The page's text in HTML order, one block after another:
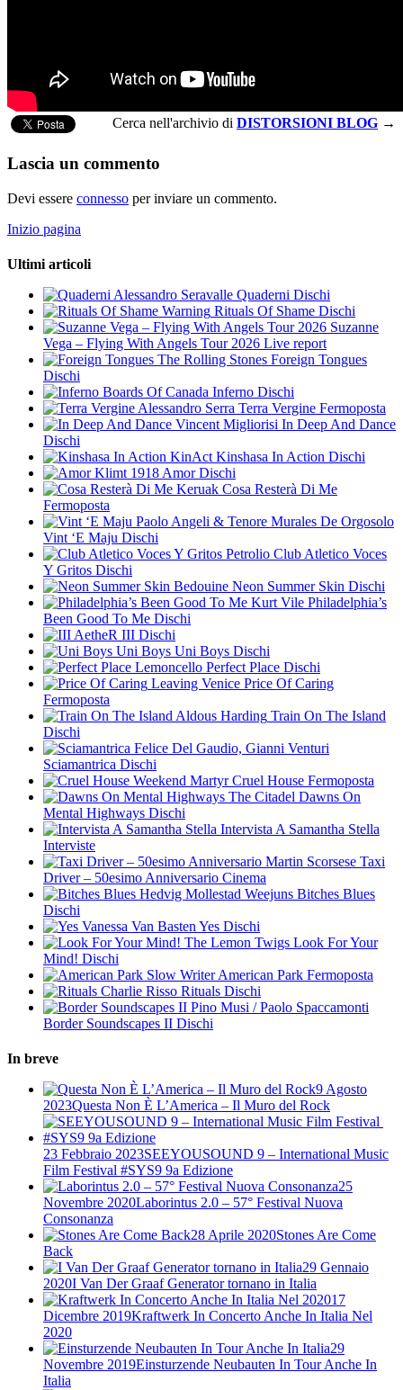
Cerca nell'archivio di DISTORSIONI BLOG →
Lascia un commento
Devi essere connesso per inviare un commento.
Inizio pagina
Ultimi articoli
Alessandro Seravalle Quaderni Dischi
Warning Rituals Of Shame Dischi
Suzanne
Vega – Flying With Angels Tour 2026 Live report
The Rolling Stones Foreign Tongues
Dischi
Boards Of Canada Inferno Dischi
Alessandro Serra Terra Vergine Fermoposta
Vincent Migliorisi In Deep And Dance
Dischi
KinAct Kinshasa In Action Dischi
Klimt 1918 Amor Dischi
Keruak Cosa Resterà Di Me
Fermoposta
Paolo Angeli & Tenore Murales De Orgosolo
Vint ‘E Maju Dischi
Petrolio Club Atletico Voces
Y Gritos Dischi
Bedouine Neon Summer Skin Dischi
Kurt Vile Philadelphia’s
Been Good To Me Dischi
AetheR III Dischi
Uni Boys Uni Boys Dischi
Lemoncello Perfect Place Dischi
Leaving Venice Price Of Caring
Fermoposta
Aldous Harding Train On The Island
Dischi
Felice Del Gaudio, Gianni Venturi
Sciamantrica Dischi
Weekend Martyr Cruel House Fermoposta
The Citadel Dawns On
Mental Highways Dischi
Intervista A Samantha Stella
Interviste
Martin Scorsese Taxi
Driver – 50esimo Anniversario Cinema
Hedvig Mollestad Weejuns Bitches Blues
Dischi
Vanessa Van Basten Yes Dischi
The Lemon Twigs Look For Your
Mind! Dischi
Slow Writer American Park Fermoposta
Charlie Risso Rituals Dischi
Pino Musi / Paolo Spaccamonti
Border Soundscapes II Dischi
In breve
9 Agosto
2023Questa Non È L’America – Il Muro del Rock
23 Febbraio 2023​SEEYOUSOUND 9 – International Music
Film Festival ​#SYS9 9a Edizione
25
Novembre 2020Laborintus 2.0 – 57° Festival Nuova
Consonanza
28 Aprile 2020Stones Are Come
Back
29 Gennaio
2020I Van Der Graaf Generator tornano in Italia
17
Dicembre 2019Kraftwerk In Concerto Anche In Italia Nel
2020
29
Novembre 2019Einsturzende Neubauten In Tour Anche In
Italia